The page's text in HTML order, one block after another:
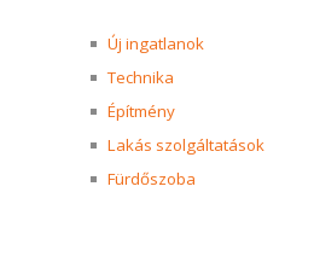
Új ingatlanok
Technika
Építmény
Lakás szolgáltatások
Fürdőszoba